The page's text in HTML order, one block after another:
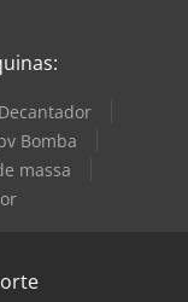
Bomba
massa